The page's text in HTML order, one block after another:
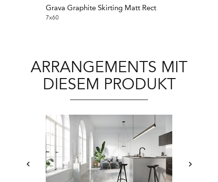
Grava Graphite Skirting Matt Rect
7x60
ARRANGEMENTS MIT
DIESEM PRODUKT